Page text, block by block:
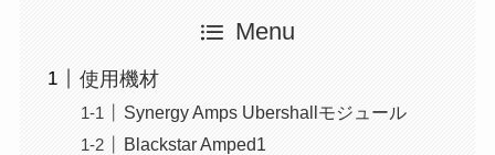
Menu
使用機材
Synergy Amps Ubershallモジュール
Blackstar Amped1